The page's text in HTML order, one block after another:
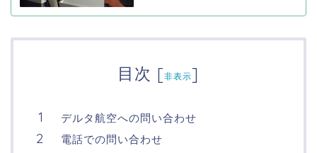
目次 [非表示]
デルタ航空への問い合わせ
電話での問い合わせ